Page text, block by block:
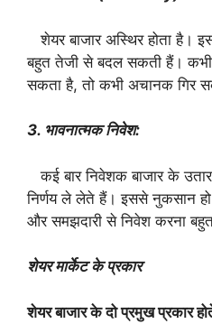
शेयर बाजार अस्थिर होता है।
बहुत तेजी से बदल सकती हैं।
सकता है, तो कभी अचानक गिर
3. भावनात्मक निवेश:
कई बार निवेशक बाजार के
निर्णय ले लेते हैं। इससे नुकसान
और समझदारी से निवेश करना
शेयर मार्केट के प्रकार
शेयर बाजार के दो प्रमुख प्रकार